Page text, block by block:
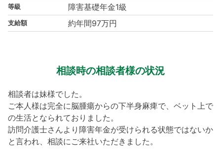
等級 障害基礎年金1級
支給額 約年間97万円
相談時の相談者様の状況
相談者は妹様でした。
ご本人様は完全に脳腫瘍からの下半身麻痺で、ベット上で
の生活となられておりました。
訪問介護士さんより障害年金が受けられる状態ではないか
と言われ、相談にご来社いただきました。